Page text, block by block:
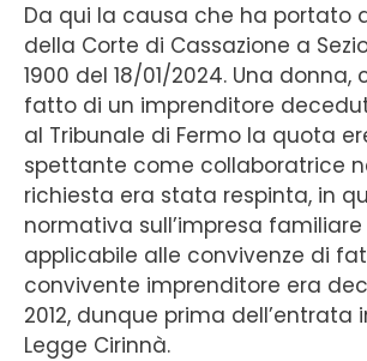
Da qui la causa che ha portato
della Corte di Cassazione a
1900 del 18/01/2024. Una
fatto di un imprenditore
al Tribunale di Fermo la quota
spettante come collaboratrice
richiesta era stata respinta, in
normativa sull’impresa familiare
applicabile alle convivenze di
convivente imprenditore era
2012, dunque prima dell’entrata
Legge Cirinnà.